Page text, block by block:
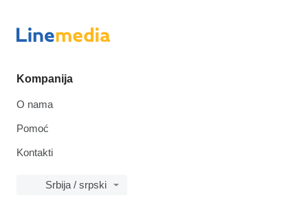
Kompanija
O nama
Pomoć
Kontakti
Srbija / srpski